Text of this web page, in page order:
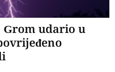
Grom udario u